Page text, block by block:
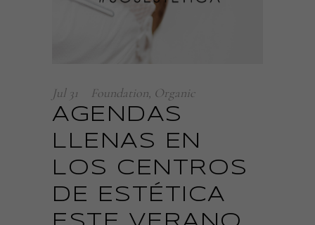
Jul 31 Foundation, Organic
AGENDAS
LLENAS EN
LOS CENTROS
DE ESTÉTICA